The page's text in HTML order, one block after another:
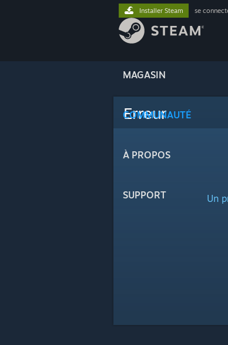
MAGASIN
COMMUNAUTÉ
À PROPOS
SUPPORT
Installer Steam se
Erreur
Un